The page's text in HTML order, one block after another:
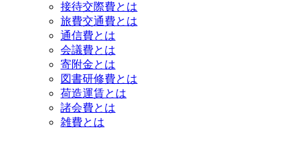
接待交際費とは
旅費交通費とは
通信費とは
会議費とは
寄附金とは
図書研修費とは
荷造運賃とは
諸会費とは
雑費とは